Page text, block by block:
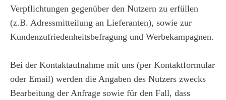
Verpflichtungen gegenüber den Nutzern zu erfüllen
(z.B. Adressmitteilung an Lieferanten), sowie zur
Kundenzufriedenheitsbefragung und Werbekampagnen.
Bei der Kontaktaufnahme mit uns (per Kontaktformular
oder Email) werden die Angaben des Nutzers zwecks
Bearbeitung der Anfrage sowie für den Fall, dass